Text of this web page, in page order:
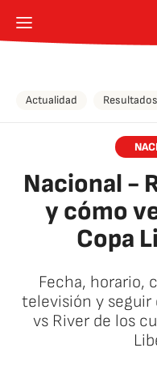
Actualidad Resultados
Nacional -
y cómo
Copa
Fecha, horario,
televisión y seguir
vs River de los